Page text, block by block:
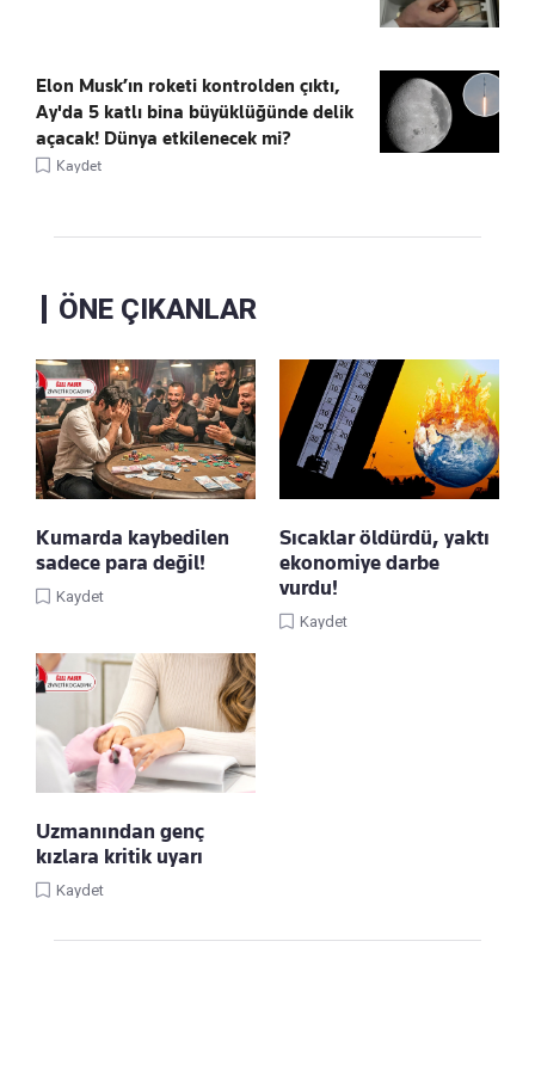
Elon Musk’ın roketi kontrolden çıktı,
Ay'da 5 katlı bina büyüklüğünde delik
açacak! Dünya etkilenecek mi?
Kaydet
ÖNE ÇIKANLAR
Kumarda kaybedilen
sadece para değil!
Kaydet
Sıcaklar öldürdü, yaktı
ekonomiye darbe
vurdu!
Kaydet
Uzmanından genç
kızlara kritik uyarı
Kaydet